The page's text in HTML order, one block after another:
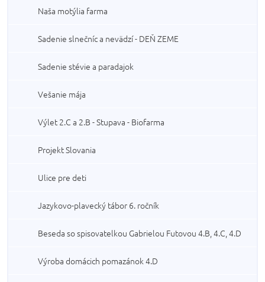
Naša motýlia farma
Sadenie slnečníc a nevädzí - DEŇ ZEME
Sadenie stévie a paradajok
Vešanie mája
Výlet 2.C a 2.B - Stupava - Biofarma
Projekt Slovania
Ulice pre deti
Jazykovo-plavecký tábor 6. ročník
Beseda so spisovatelkou Gabrielou Futovou 4.B, 4.C, 4.D
Výroba domácich pomazánok 4.D